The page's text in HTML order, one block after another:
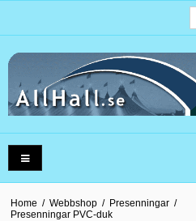
Home / Webbshop / Presenningar /
Presenningar PVC-duk